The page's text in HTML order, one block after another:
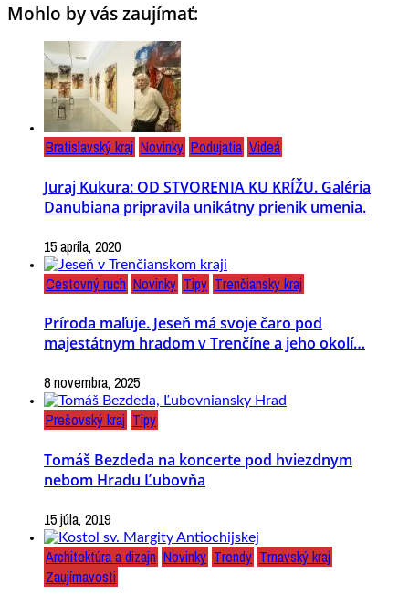
Mohlo by vás zaujímať:
Bratislavský kraj Novinky Podujatia Videá
Juraj Kukura: OD STVORENIA KU KRÍŽU. Galéria
Danubiana pripravila unikátny prienik umenia.
15 apríla, 2020
Cestovný ruch Novinky Tipy Trenčiansky kraj
Príroda maľuje. Jeseň má svoje čaro pod
majestátnym hradom v Trenčíne a jeho okolí…
8 novembra, 2025
Prešovský kraj Tipy
Tomáš Bezdeda na koncerte pod hviezdnym
nebom Hradu Ľubovňa
15 júla, 2019
Architektúra a dizajn Novinky Trendy Trnavský kraj
Zaujímavosti